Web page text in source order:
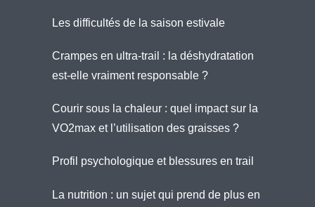
Les difficultés de la saison estivale
Crampes en ultra-trail : la déshydratation
est-elle vraiment responsable ?
Courir sous la chaleur : quel impact sur la
VO2max et l’utilisation des graisses ?
Profil psychologique et blessures en trail
La nutrition : un sujet qui prend de plus en